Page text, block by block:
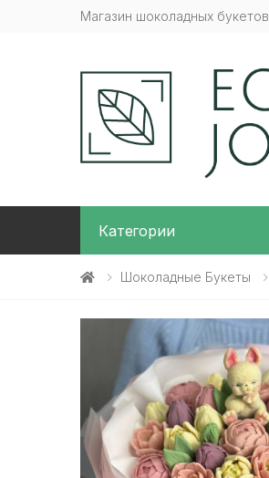
Магазин шоколадных букетов
Категории
Шоколадные Букеты